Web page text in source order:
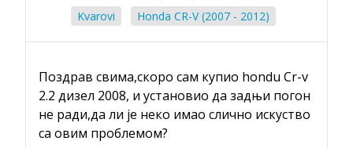
Kvarovi Honda CR-V (2007 - 2012)
Поздрав свима,скоро сам купио hondu Cr-v
2.2 дизел 2008, и установио да задњи погон
не ради,да ли је неко имао слично искуство
са овим проблемом?